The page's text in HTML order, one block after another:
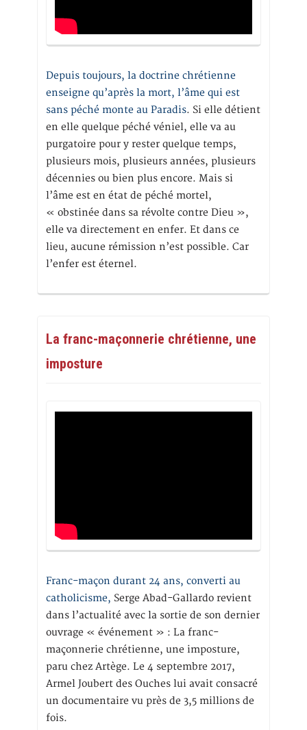
Depuis toujours, la doctrine chrétienne
enseigne qu’après la mort, l’âme qui est
sans péché monte au Paradis. Si elle détient
en elle quelque péché véniel, elle va au
purgatoire pour y rester quelque temps,
plusieurs mois, plusieurs années, plusieurs
décennies ou bien plus encore. Mais si
l’âme est en état de péché mortel,
« obstinée dans sa révolte contre Dieu »,
elle va directement en enfer. Et dans ce
lieu, aucune rémission n’est possible. Car
l’enfer est éternel.
La franc-maçonnerie chrétienne, une
imposture
Franc-maçon durant 24 ans, converti au
catholicisme, Serge Abad-Gallardo revient
dans l’actualité avec la sortie de son dernier
ouvrage « événement » : La franc-
maçonnerie chrétienne, une imposture,
paru chez Artège. Le 4 septembre 2017,
Armel Joubert des Ouches lui avait consacré
un documentaire vu près de 3,5 millions de
fois.